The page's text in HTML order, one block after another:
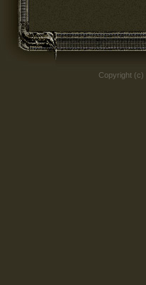
Copyright (c)